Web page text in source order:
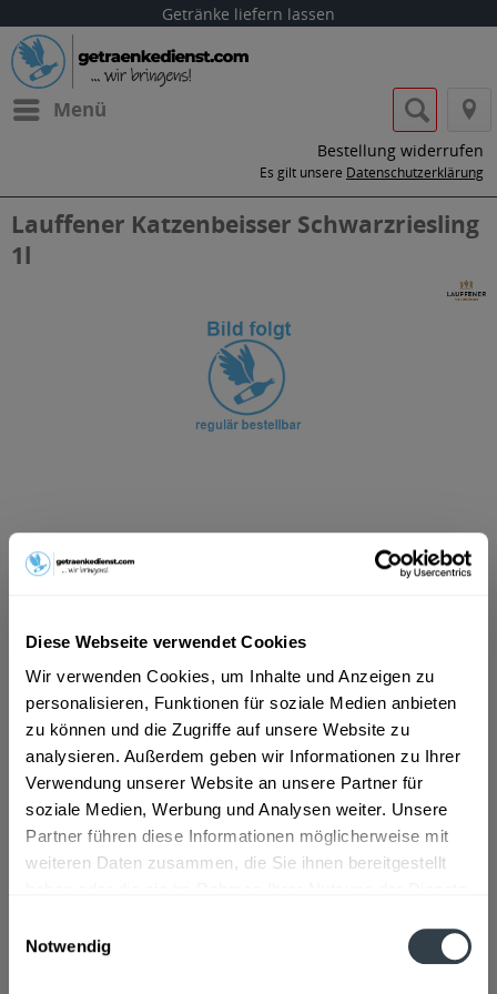
Diese Webseite verwendet Cookies
Wir verwenden Cookies, um Inhalte und Anzeigen zu
personalisieren, Funktionen für soziale Medien anbieten
zu können und die Zugriffe auf unsere Website zu
analysieren. Außerdem geben wir Informationen zu Ihrer
Verwendung unserer Website an unsere Partner für
soziale Medien, Werbung und Analysen weiter. Unsere
Partner führen diese Informationen möglicherweise mit
weiteren Daten zusammen, die Sie ihnen bereitgestellt
Notwendig
Getränke liefern lassen
Menü
Bestellung widerrufen
Es gilt unsere Datenschutzerklärung
Lauffener Katzenbeisser Schwarzriesling
1l
ab 5,49 € *
Vorrätig
In den Warenkorb
Artikel-Nr.:
29134
Beschreibung
mehr
Flaschengröße: